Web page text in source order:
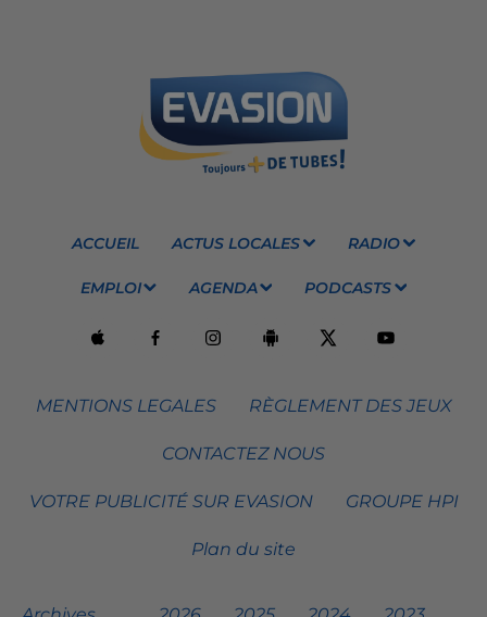
ACCUEIL ACTUS LOCALES RADIO
EMPLOI AGENDA PODCASTS
MENTIONS LEGALES RÈGLEMENT DES JEUX
CONTACTEZ NOUS
VOTRE PUBLICITÉ SUR EVASION GROUPE HPI
Plan du site